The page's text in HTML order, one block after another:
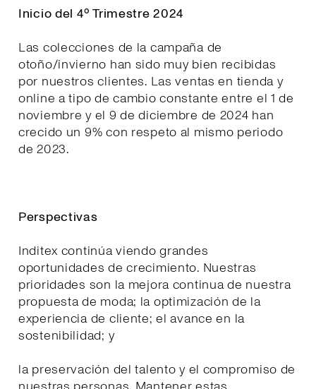
Inicio del 4º Trimestre 2024
Las colecciones de la campaña de
otoño/invierno han sido muy bien recibidas
por nuestros clientes. Las ventas en tienda y
online a tipo de cambio constante entre el 1 de
noviembre y el 9 de diciembre de 2024 han
crecido un 9% con respeto al mismo periodo
de 2023.
Perspectivas
Inditex continúa viendo grandes
oportunidades de crecimiento. Nuestras
prioridades son la mejora continua de nuestra
propuesta de moda; la optimización de la
experiencia de cliente; el avance en la
sostenibilidad; y
la preservación del talento y el compromiso de